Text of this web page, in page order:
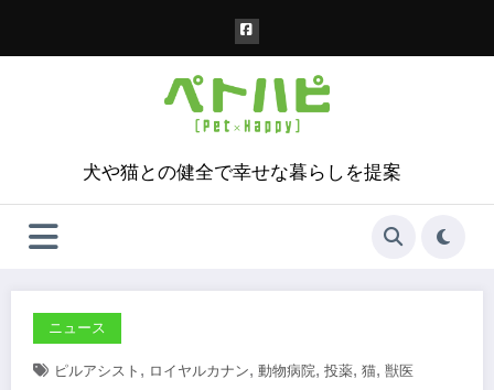
犬や猫との健全で幸せな暮らしを提案
ニュース
ピルアシスト , ロイヤルカナン, 動物病院, 投薬, 猫, 獣医